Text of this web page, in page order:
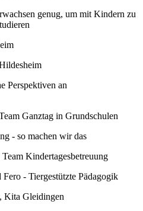
genug, um mit Kindern zu
an
Ganztag in Grundschulen
- so machen wir das
Kindertagesbetreuung
- Tiergestützte Pädagogik
Kita Gleidingen